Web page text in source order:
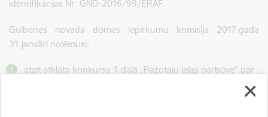
identifikācijas Nr. GND-2016/99/ERAF.
Gulbenes novada domes iepirkumu komisija 2017.gada
31.janvārī nolēmusi:
atzīt atklāta konkursa 1.daļā „Ražotāju ielas pārbūve” par